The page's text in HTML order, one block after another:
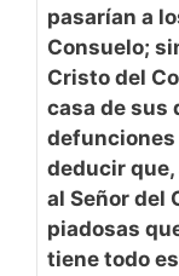
pasarían a
Consuelo;
Cristo del
casa de sus
defunciones
deducir que,
al Señor del
piadosas
tiene todo